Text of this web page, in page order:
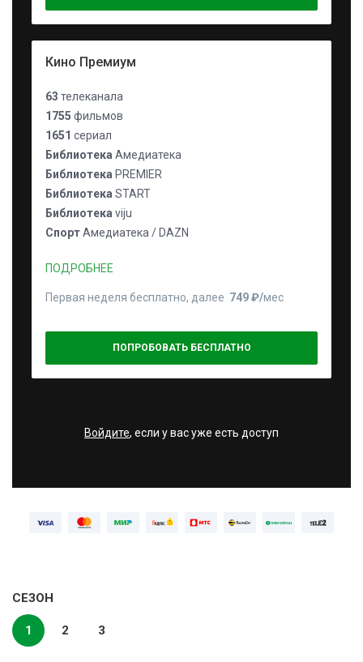
Кино Премиум
63 телеканала
1755 фильмов
1651 сериал
Библиотека Амедиатека
Библиотека PREMIER
Библиотека START
Библиотека viju
СпортАмедиатека / DAZN
ПОДРОБНЕЕ
Первая неделя бесплатно, далее 749 ₽⁠/⁠мес
ПОПРОБОВАТЬ БЕСПЛАТНО
Войдите, если у вас уже есть доступ
СЕЗОН
1 2 3